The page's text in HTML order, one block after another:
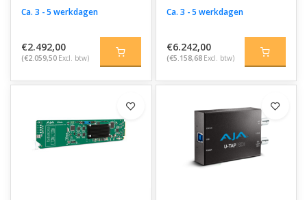
Ca. 3 - 5 werkdagen
€2.492,00
(€2.059,50 Excl. btw)
Ca. 3 - 5 werkdagen
€6.242,00
(€5.158,68 Excl. btw)